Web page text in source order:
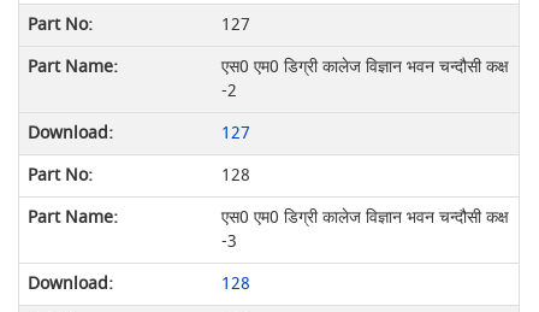
127
एस0 एम0 डिग्री कालेज विज्ञान भवन चन्दौसी कक्ष
-2
127
128
एस0 एम0 डिग्री कालेज विज्ञान भवन चन्दौसी कक्ष
-3
128